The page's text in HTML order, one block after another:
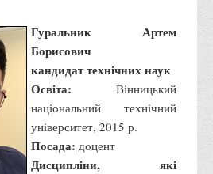
Гуральник Артем
Борисович
кандидат технічних наук
Освіта: Вінницький
національний технічний
університет, 2015 р.
Посада: доцент
Дисципліни, які